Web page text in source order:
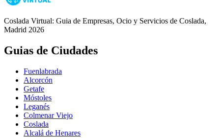
Coslada Virtual: Guia de Empresas, Ocio y Servicios de Coslada,
Madrid 2026
Guias de Ciudades
Fuenlabrada
Alcorcón
Getafe
Móstoles
Leganés
Colmenar Viejo
Coslada
Alcalá de Henares